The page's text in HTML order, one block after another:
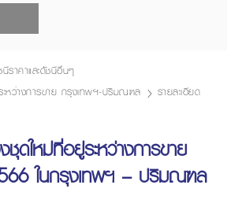
ราคาและดัชนีอื่นๆ
หว่างการขาย กรุงเทพฯ-ปริมณฑล
รายละเอียด
ดใหม่ที่อยู่ระหว่างการขาย
ในกรุงเทพฯ – ปริมณฑล